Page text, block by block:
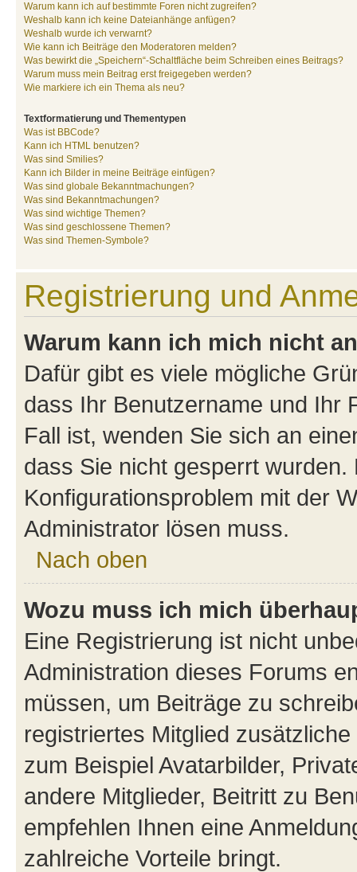
Warum kann ich auf bestimmte Foren nicht zugreifen?
Weshalb kann ich keine Dateianhänge anfügen?
Weshalb wurde ich verwarnt?
Wie kann ich Beiträge den Moderatoren melden?
Was bewirkt die „Speichern“-Schaltfläche beim Schreiben eines Beitrags?
Warum muss mein Beitrag erst freigegeben werden?
Wie markiere ich ein Thema als neu?
Textformatierung und Thementypen
Was ist BBCode?
Kann ich HTML benutzen?
Was sind Smilies?
Kann ich Bilder in meine Beiträge einfügen?
Was sind globale Bekanntmachungen?
Was sind Bekanntmachungen?
Was sind wichtige Themen?
Was sind geschlossene Themen?
Was sind Themen-Symbole?
Registrierung und
Warum kann ich mich nicht
Dafür gibt es viele mögliche
dass Ihr Benutzername und Ihr
Fall ist, wenden Sie sich an
dass Sie nicht gesperrt
Konfigurationsproblem mit der
Administrator lösen muss.
Nach oben
Wozu muss ich mich
Eine Registrierung ist nicht
Administration dieses Forums
müssen, um Beiträge zu
registriertes Mitglied
zum Beispiel Avatarbilder,
andere Mitglieder, Beitritt zu
empfehlen Ihnen eine
zahlreiche Vorteile bringt.